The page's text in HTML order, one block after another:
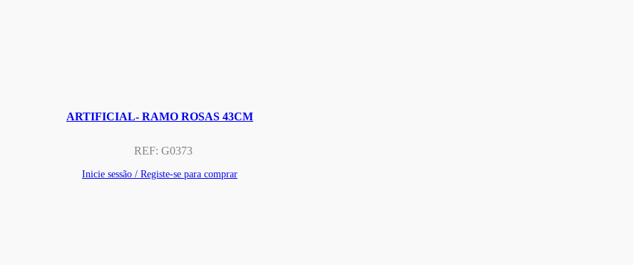
ARTIFICIAL- RAMO ROSAS 43CM
REF: G0373
Inicie sessão / Registe-se para comprar